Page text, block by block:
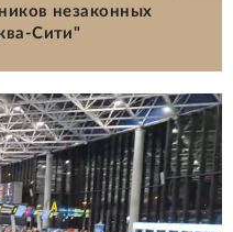
незаконных
Сити"